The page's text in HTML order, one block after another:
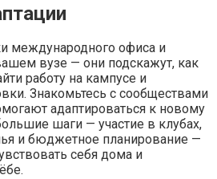
международного офиса и
вузе — они подскажут, как
работу на кампусе и
Знакомьтесь с сообществами
адаптироваться к новому
шаги — участие в клубах,
и бюджетное планирование —
себя дома и